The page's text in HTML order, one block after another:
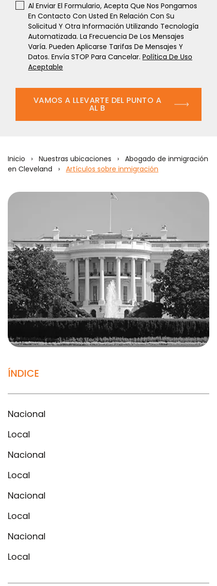
Al Enviar El Formulario, Acepta Que Nos Pongamos
En Contacto Con Usted En Relación Con Su
Solicitud Y Otra Información Utilizando Tecnología
Automatizada. La Frecuencia De Los Mensajes
Varía. Pueden Aplicarse Tarifas De Mensajes Y
Datos. Envía STOP Para Cancelar. Política De Uso
Aceptable
VAMOS A LLEVARTE DEL PUNTO A
AL B
Inicio › Nuestras ubicaciones › Abogado de inmigración
en Cleveland
› Artículos sobre inmigración
ÍNDICE
Nacional
Local
Nacional
Local
Nacional
Local
Nacional
Local